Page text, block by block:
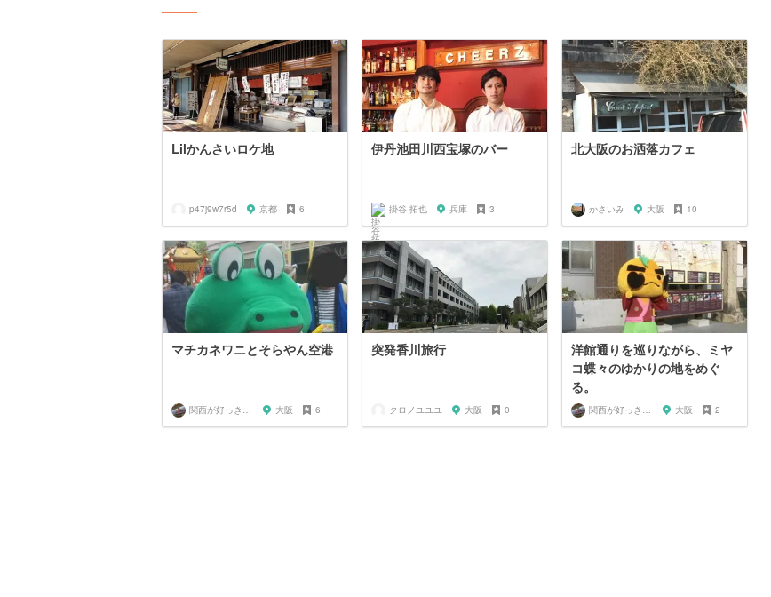
Lilかんさいロケ地
p47j9w7r5d 京都 6
伊丹池田川西宝塚のバー
掛谷 拓也 兵庫 3
北大阪のお洒落カフェ
かさいみ 大阪 10
マチカネワニとそらやん空港
関西が好っきゃねん 大阪 6
突発香川旅行
クロノユユユ 大阪 0
洋館通りを巡りながら、ミヤ
コ蝶々のゆかりの地をめぐ
る。
関西が好っきゃねん 大阪 2